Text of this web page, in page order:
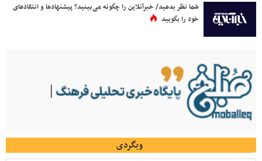
شما نظر بدهید/ خبرآنلاین را چگونه می‌بینید؟ پیشنهادها و انتقادهای
خود را بگویید
وبگردی